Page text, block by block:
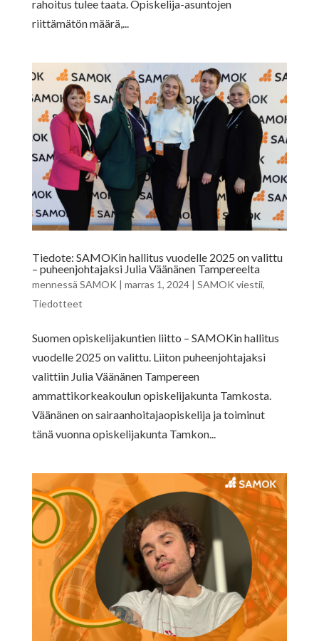
rahoitus tulee taata. Opiskelija-asuntojen
riittämätön määrä,...
Tiedote: SAMOKin hallitus vuodelle 2025 on valittu
– puheenjohtajaksi Julia Väänänen Tampereelta
mennessä SAMOK | marras 1, 2024| SAMOK viestii,
Tiedotteet
Suomen opiskelijakuntien liitto – SAMOKin hallitus
vuodelle 2025 on valittu. Liiton puheenjohtajaksi
valittiin Julia Väänänen Tampereen
ammattikorkeakoulun opiskelijakunta Tamkosta.
Väänänen on sairaanhoitajaopiskelija ja toiminut
tänä vuonna opiskelijakunta Tamkon...